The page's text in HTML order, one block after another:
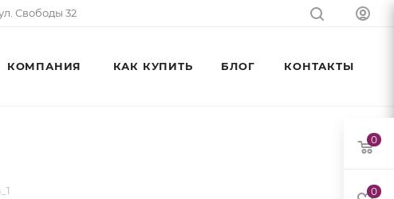
Свободы 32
КОМПАНИЯ КАК КУПИТЬ БЛОГ КОНТАКТЫ
0
0